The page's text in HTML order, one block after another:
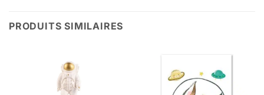
PRODUITS SIMILAIRES